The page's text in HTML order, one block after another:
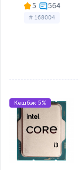
5
# 168004
Кешбэк 5%